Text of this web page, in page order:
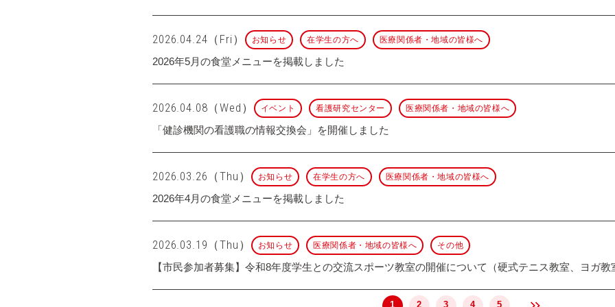
2026.04.24（Fri） お知らせ 在学生の方へ 医療関係者・地域の皆様へ
2026年5月の食堂メニューを掲載しました
2026.04.08（Wed） イベント 看護研究センター 医療関係者・地域の皆様へ
「健診機関の看護職の情報交換会」を開催しました
2026.03.26（Thu） お知らせ 在学生の方へ 医療関係者・地域の皆様へ
2026年4月の食堂メニューを掲載しました
2026.03.19（Thu） お知らせ 医療関係者・地域の皆様へ その他
【市民参加者募集】令和8年度学生との交流スポーツ教室の開催について（硬式テニス教室、ヨガ教
1 2 3 4 5